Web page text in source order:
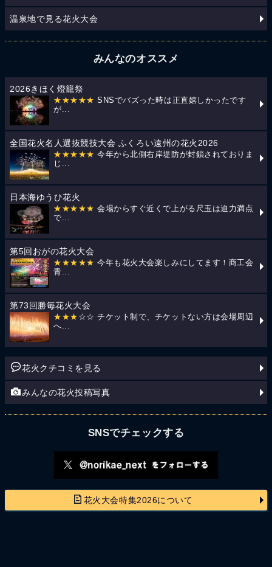
温泉地で見る花火大会
みんなのオススメ
2026きほく燈籠祭
★★★★★ SNSでバズった時は正直嬉しかったです
が...
全国花火名人選抜競技大会 ふくろい遠州の花火2026
★★★★★ 今年から北側右岸堤防が封鎖されておりま
じ...
日本海ゆうひ花火
★★★★★ 会場からすぐ近くで上がる尺玉は迫力満点
で...
第5回おがの花火大会
★★★★★ 今年も花火大会楽しみにしてます！商工会
青...
第73回勝毎花火大会
★★★ ☆☆ チケット制で、チケットない方は会場周辺
へ...
花火クチコミを見る
みんなの花火投稿写真
SNSでチェックする
花火大会特集2026について